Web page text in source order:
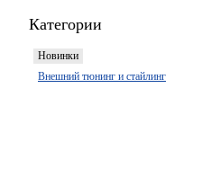
Категории
Новинки
Внешний тюнинг и стайлинг